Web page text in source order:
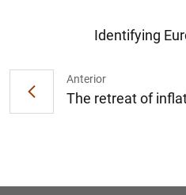
Anterior
The retreat of
Identifying